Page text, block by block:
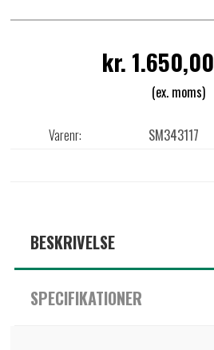
kr. 1.650,00
(ex. moms)
Varenr: SM343117
BESKRIVELSE
SPECIFIKATIONER